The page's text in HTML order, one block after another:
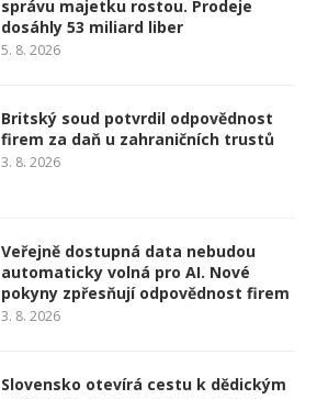
správu majetku rostou. Prodeje
dosáhly 53 miliard liber
5. 8. 2026
Britský soud potvrdil odpovědnost
firem za daň u zahraničních trustů
3. 8. 2026
Veřejně dostupná data nebudou
automaticky volná pro AI. Nové
pokyny zpřesňují odpovědnost firem
3. 8. 2026
Slovensko otevírá cestu k dědickým